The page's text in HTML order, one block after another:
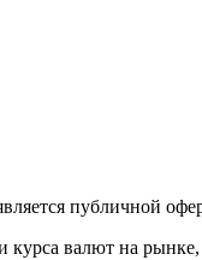
публичной
валют на